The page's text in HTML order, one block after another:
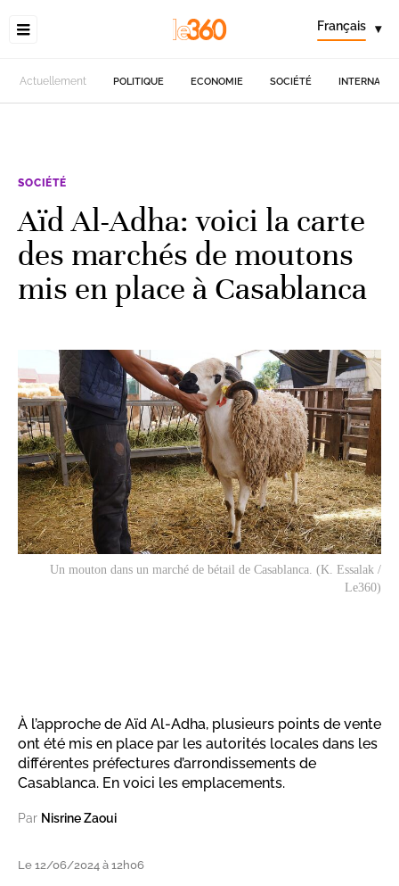
Français ▾
Actuellement POLITIQUE ECONOMIE SOCIÉTÉ
SOCIÉTÉ
Aïd Al-Adha: voici la carte
des marchés de moutons
mis en place à Casablanca
Un mouton dans un marché de bétail de Casablanca. (K. Essalak /
Le360)
À l’approche de Aïd Al-Adha, plusieurs points de vente
ont été mis en place par les autorités locales dans les
différentes préfectures d’arrondissements de
Casablanca. En voici les emplacements.
Par Nisrine Zaoui
Le 12/06/2024 à 12h06